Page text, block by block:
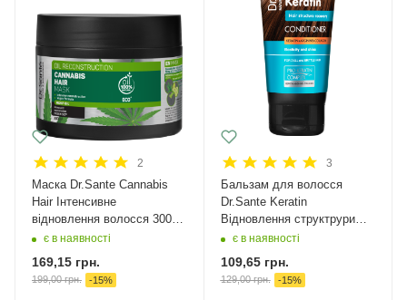
2
Маска Dr.Sante Cannabis
Hair Інтенсивне
відновлення волосся 300
млє в наявності
169,15 грн.
199,00грн. -15%
3
Бальзам для волосся
Dr.Sante Keratin
Відновлення структрури
200 мл
є в наявності
109,65грн.
129,00грн. -15%